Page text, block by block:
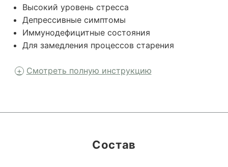
Высокий уровень стресса
Депрессивные симптомы
Иммунодефицитные состояния
Для замедления процессов старения
Смотреть полную инструкцию
Состав